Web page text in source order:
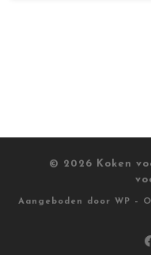
© 2026 Koken
Aangeboden door WP –